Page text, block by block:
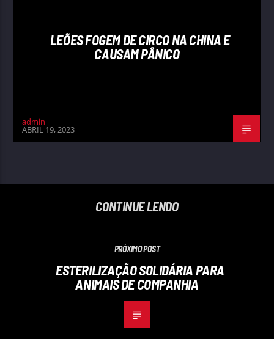
LEÕES FOGEM DE CIRCO NA CHINA E
CAUSAM PÂNICO
admin
ABRIL 19, 2023
CONTINUE LENDO
PRÓXIMO POST
ESTERILIZAÇÃO SOLIDÁRIA PARA
ANIMAIS DE COMPANHIA